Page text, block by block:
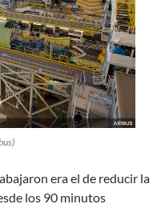
era el de reducir la
los 90 minutos